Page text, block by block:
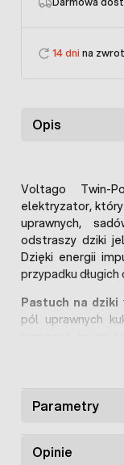
14 dni na
Opis
Voltago Twin-
elektryzator,
uprawnych,
odstraszy dziki
Dzięki energii
przypadku
Pastuch na dziki
pól uprawnych
świetnie
też z
wyznaczony obszar.
Parametry
Opinie